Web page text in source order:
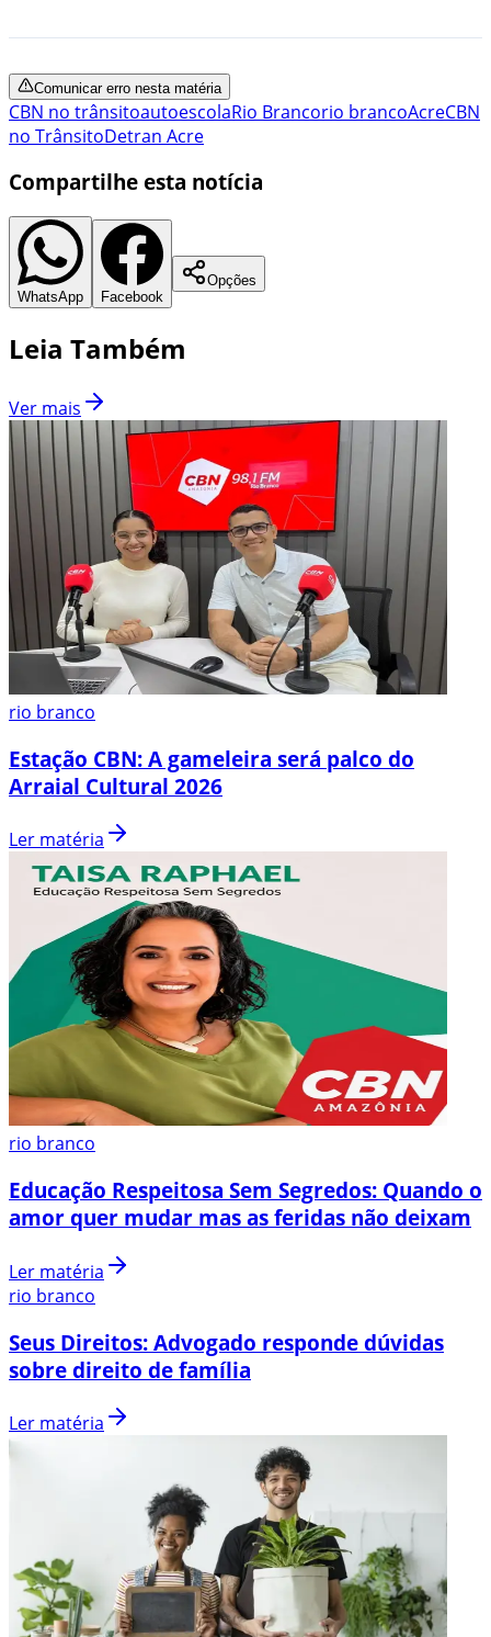
Comunicar erro nesta matéria
CBN no trânsitoautoescolaRio Brancorio brancoAcreCBN
no TrânsitoDetran Acre
Compartilhe esta notícia
WhatsApp Facebook
Opções
Leia Também
Ver mais
rio branco
Estação CBN: A gameleira será palco do
Arraial Cultural 2026
Ler matéria
rio branco
Educação Respeitosa Sem Segredos: Quando o
amor quer mudar mas as feridas não deixam
Ler matéria
rio branco
Seus Direitos: Advogado responde dúvidas
sobre direito de família
Ler matéria